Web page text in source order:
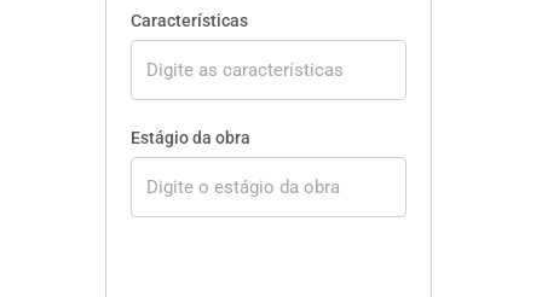
Características
Estágio da obra